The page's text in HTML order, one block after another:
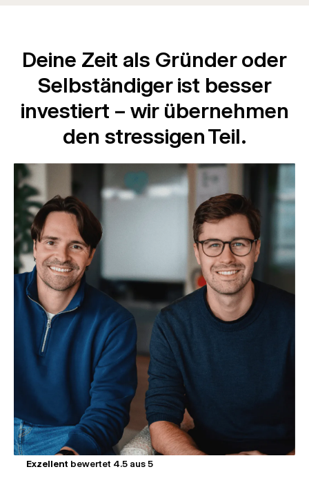
Deine Zeit als Gründer oder
Selbständiger ist besser
investiert – wir übernehmen
den stressigen Teil.
Exzellent bewertet 4.5 aus 5